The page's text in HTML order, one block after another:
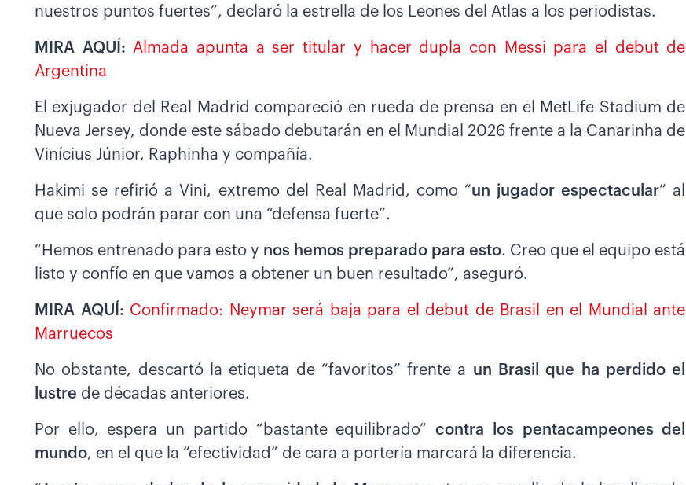
nuestros puntos fuertes”, declaró la estrella de los Leones del Atlas a los periodistas.
MIRA AQUÍ: Almada apunta a ser titular y hacer dupla con Messi para el debut de
Argentina
El exjugador del Real Madrid compareció en rueda de prensa en el MetLife Stadium de
Nueva Jersey, donde este sábado debutarán en el Mundial 2026 frente a la Canarinha de
Vinícius Júnior, Raphinha y compañía.
Hakimi se refirió a Vini, extremo del Real Madrid, como “un jugador espectacular” al
que solo podrán parar con una “defensa fuerte”.
“Hemos entrenado para esto y nos hemos preparado para esto. Creo que el equipo está
listo y confío en que vamos a obtener un buen resultado”, aseguró.
MIRA AQUÍ: Confirmado: Neymar será baja para el debut de Brasil en el Mundial ante
Marruecos
No obstante, descartó la etiqueta de “favoritos” frente a un Brasil que ha perdido el
lustre de décadas anteriores.
Por ello, espera un partido “bastante equilibrado”contra los pentacampeones del
mundo, en el que la “efectividad” de cara a portería marcará la diferencia.